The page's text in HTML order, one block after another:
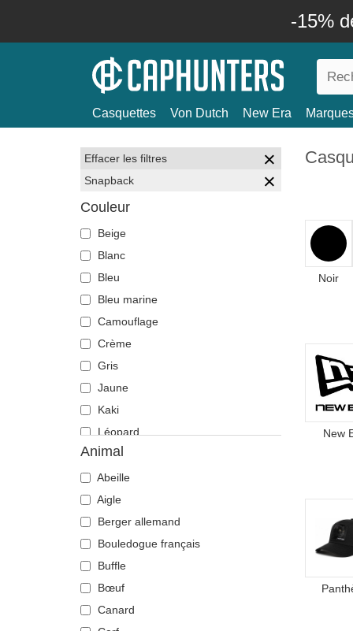
-15%
Casquettes Von Dutch New Era
Effacer les filtres
Snapback
Couleur
Beige
Blanc
Bleu
Bleu marine
Camouflage
Crème
Gris
Jaune
Kaki
Léopard
Marron
Multicolore
Noir
Orange
Rose
Rouge
Vert
Violette
Animal
Abeille
Aigle
Berger allemand
Bouledogue français
Buffle
Bœuf
Canard
Noir
New